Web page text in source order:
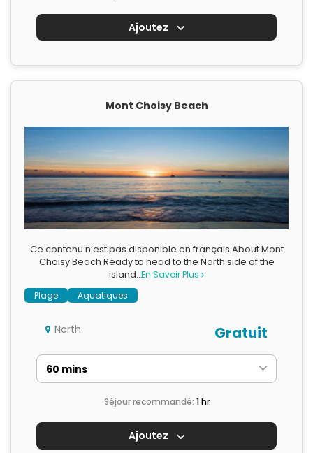
Ajoutez
Mont Choisy Beach
Ce contenu n’est pas disponible en français About Mont
Choisy Beach Ready to head to the North side of the
island…En Savoir Plus
Plage
Aquatiques
North Gratuit
Séjour recommandé: 1 hr
Ajoutez